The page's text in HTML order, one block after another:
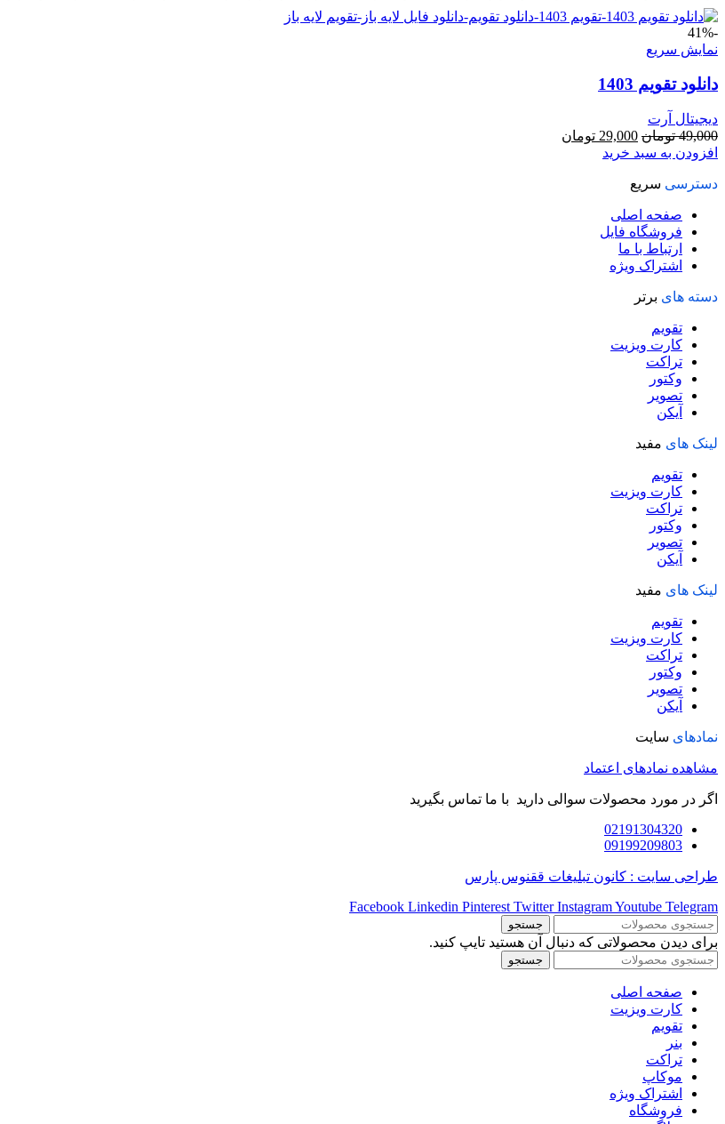
-41%
نمایش سریع
دانلود تقویم 1403
دیجیتال آرت
49,000 تومان قیمت
اصلی
بود.
29,000 تومان
افزودن به سبد خرید
دسترسی سریع
صفحه اصلی
فروشگاه فایل
ارتباط با ما
اشتراک ویژه
دسته های برتر
تقویم
کارت ویزیت
تراکت
وکتور
تصویر
آیکن
لینک های مفید
تقویم
کارت ویزیت
تراکت
وکتور
تصویر
آیکن
لینک های مفید
تقویم
کارت ویزیت
تراکت
وکتور
تصویر
آیکن
نمادهای سایت
مشاهده نمادهای اعتماد
اگر در مورد محصولات سوالی دارید با ما تماس بگیرید
02191304320
09199209803
طراحی سایت : کانون تبلیغات ققنوس پارس
Facebook Linkedin Pinterest Twitter InstagramYoutube Telegram
جستجو
برای دیدن محصولاتی که دنبال آن هستید تایپ کنید.
جستجو
صفحه اصلی
کارت ویزیت
تقویم
بنر
تراکت
موکاپ
اشتراک ویژه
فروشگاه